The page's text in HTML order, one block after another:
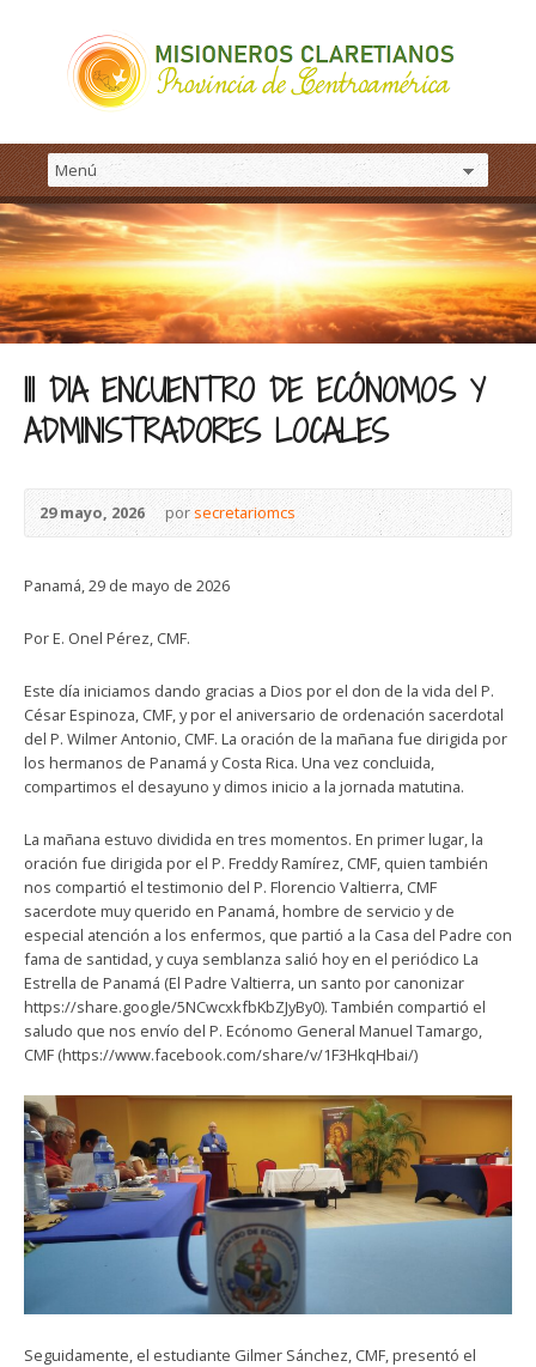
III DIA ENCUENTRO DE ECÓNOMOS Y
ADMINISTRADORES LOCALES
29 mayo, 2026 por secretariomcs
Panamá, 29 de mayo de 2026
Por E. Onel Pérez, CMF.
Este día iniciamos dando gracias a Dios por el don de la vida del P.
César Espinoza, CMF, y por el aniversario de ordenación sacerdotal
del P. Wilmer Antonio, CMF. La oración de la mañana fue dirigida por
los hermanos de Panamá y Costa Rica. Una vez concluida,
compartimos el desayuno y dimos inicio a la jornada matutina.
La mañana estuvo dividida en tres momentos. En primer lugar, la
oración fue dirigida por el P. Freddy Ramírez, CMF, quien también
nos compartió el testimonio del P. Florencio Valtierra, CMF
sacerdote muy querido en Panamá, hombre de servicio y de
especial atención a los enfermos, que partió a la Casa del Padre con
fama de santidad, y cuya semblanza salió hoy en el periódico La
Estrella de Panamá (El Padre Valtierra, un santo por canonizar
https://share.google/5NCwcxkfbKbZJyBy0). También compartió el
saludo que nos envío del P. Ecónomo General Manuel Tamargo,
CMF (https://www.facebook.com/share/v/1F3HkqHbai/)
Seguidamente, el estudiante Gilmer Sánchez, CMF, presentó el